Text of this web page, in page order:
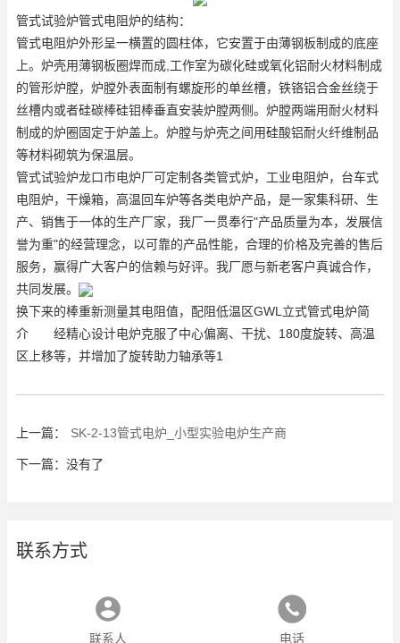
管式试验炉管式电阻炉的结构：
管式电阻炉外形呈一横置的圆柱体，它安置于由薄钢板制成的底座
上。炉壳用薄钢板圈焊而成,工作室为碳化硅或氧化铝耐火材料制成
的管形炉膛，炉膛外表面制有螺旋形的单丝槽，铁铬铝合金丝绕于
丝槽内或者硅碳棒硅钼棒垂直安装炉膛两侧。炉膛两端用耐火材料
制成的炉圈固定于炉盖上。炉膛与炉壳之间用硅酸铝耐火纤维制品
等材料砌筑为保温层。
管式试验炉龙口市电炉厂可定制各类管式炉，工业电阻炉，台车式
电阻炉，干燥箱，高温回车炉等各类电炉产品，是一家集科研、生
产、销售于一体的生产厂家，我厂一贯奉行"产品质量为本，发展信
誉为重"的经营理念，以可靠的产品性能，合理的价格及完善的售后
服务，赢得广大客户的信赖与好评。我厂愿与新老客户真诚合作，
共同发展。
换下来的棒重新测量其电阻值，配阻低温区GWL立式管式电炉简
介 经精心设计电炉克服了中心偏离、干扰、180度旋转、高温
区上移等，并增加了旋转助力轴承等1
上一篇： SK-2-13管式电炉_小型实验电炉生产商
下一篇：没有了
联系方式
联系人 电话